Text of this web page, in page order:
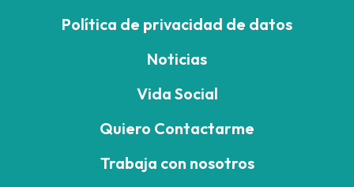
Política de privacidad de datos
Noticias
Vida Social
Quiero Contactarme
Trabaja con nosotros